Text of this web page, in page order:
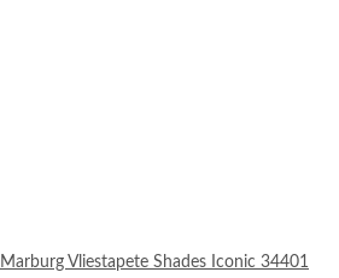
Marburg Vliestapete Shades Iconic 34401